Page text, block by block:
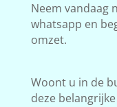
Neem vandaag
whatsapp en
omzet.
Woont u in de
deze